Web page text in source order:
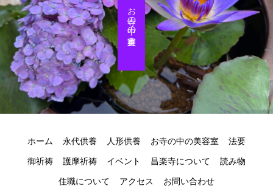
お寺の中の美容室
ホーム 永代供養 人形供養 お寺の中の美容室 法要
御祈祷 護摩祈祷 イベント 昌楽寺について 読み物
住職について アクセス お問い合わせ